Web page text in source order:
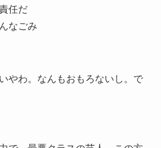
任だ
なごみ
やわ。なんもおもろないし。で